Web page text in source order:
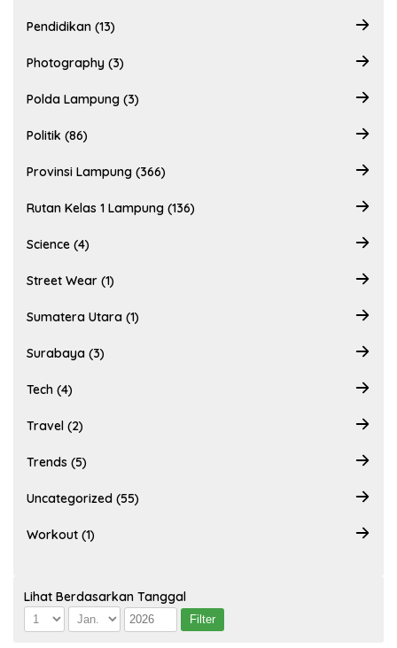
Pendidikan (13)
Photography (3)
Polda Lampung (3)
Politik (86)
Provinsi Lampung (366)
Rutan Kelas 1 Lampung (136)
Science (4)
Street Wear (1)
Sumatera Utara (1)
Surabaya (3)
Tech (4)
Travel (2)
Trends (5)
Uncategorized (55)
Workout (1)
Lihat Berdasarkan Tanggal